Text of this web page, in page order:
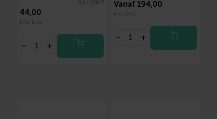
SKU: 15017
44,00
incl. btw
– +
Vanaf 194,00
incl. btw
– +